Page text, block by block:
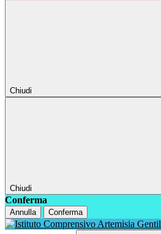
Chiudi
Chiudi
Conferma
Annulla Conferma